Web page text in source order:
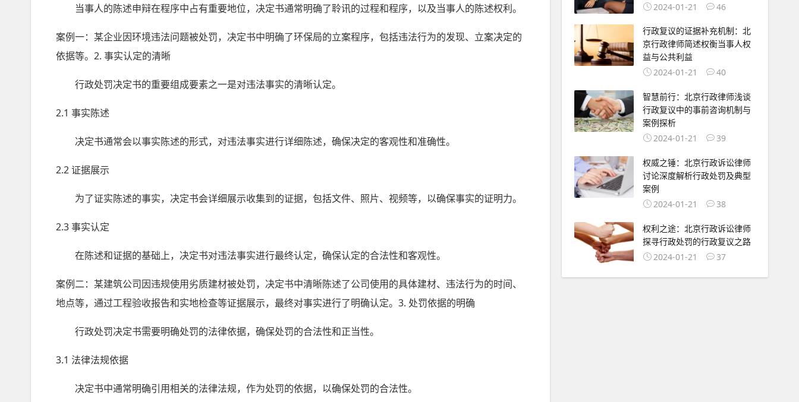
当事人的陈述申辩在程序中占有重要地位，决定书通常明确了聆讯的过程和程序，以及当事人的陈述权利。
案例一：某企业因环境违法问题被处罚，决定书中明确了环保局的立案程序，包括违法行为的发现、立案决定的
依据等。2. 事实认定的清晰
行政处罚决定书的重要组成要素之一是对违法事实的清晰认定。
2.1 事实陈述
决定书通常会以事实陈述的形式，对违法事实进行详细陈述，确保决定的客观性和准确性。
2.2 证据展示
为了证实陈述的事实，决定书会详细展示收集到的证据，包括文件、照片、视频等，以确保事实的证明力。
2.3 事实认定
在陈述和证据的基础上，决定书对违法事实进行最终认定，确保认定的合法性和客观性。
案例二：某建筑公司因违规使用劣质建材被处罚，决定书中清晰陈述了公司使用的具体建材、违法行为的时间、
地点等，通过工程验收报告和实地检查等证据展示，最终对事实进行了明确认定。3. 处罚依据的明确
行政处罚决定书需要明确处罚的法律依据，确保处罚的合法性和正当性。
3.1 法律法规依据
决定书中通常明确引用相关的法律法规，作为处罚的依据，以确保处罚的合法性。
2024-01-21
46
行政复议的证据补充机制：北
京行政律师简述权衡当事人权
益与公共利益
2024-01-21
40
智慧前行：北京行政律师浅谈
行政复议中的事前咨询机制与
案例探析
2024-01-21
39
权威之锤：北京行政诉讼律师
讨论深度解析行政处罚及典型
案例
2024-01-21
38
权利之途：北京行政诉讼律师
探寻行政处罚的行政复议之路
2024-01-21
37